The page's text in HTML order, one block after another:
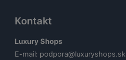
Kontakt
Luxury Shops
E-mail: podpora@luxuryshops.sk